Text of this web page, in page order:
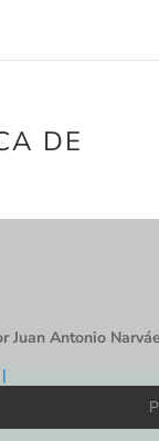
DE
Juan Antonio